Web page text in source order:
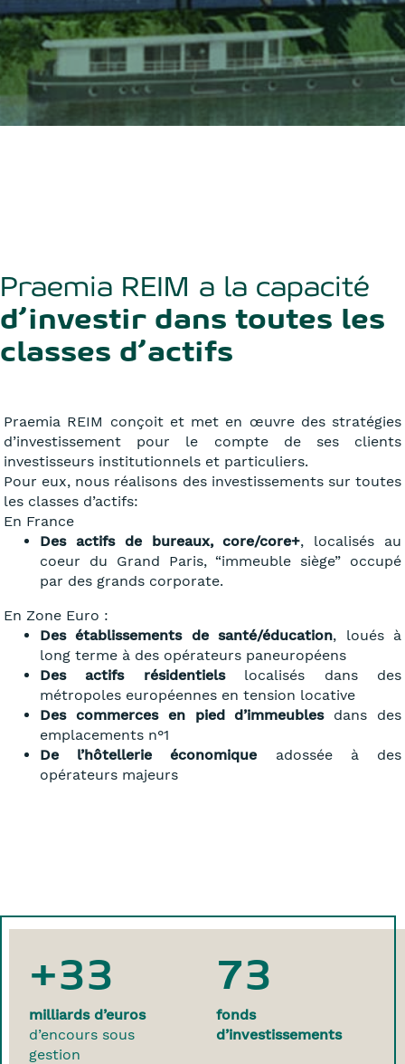
Praemia REIM a la capacité
d’investir dans toutes les
classes d’actifs
Praemia REIM conçoit et met en œuvre des stratégies
d’investissement pour le compte de ses clients
investisseurs institutionnels et particuliers.
Pour eux, nous réalisons des investissements sur toutes
les classes d’actifs:
En France
Des actifs de bureaux, core/core+, localisés au
coeur du Grand Paris, “immeuble siège” occupé
par des grands corporate.
En Zone Euro :
Des établissements de santé/éducation, loués à
long terme à des opérateurs paneuropéens
Des actifs résidentielslocalisés dans des
métropoles européennes en tension locative
Des commerces en pied d’immeublesdans des
emplacements n°1
De l’hôtellerie économique adossée à des
opérateurs majeurs
+33
milliards d’euros
d’encours sous
gestion
73
fonds
d’investissements